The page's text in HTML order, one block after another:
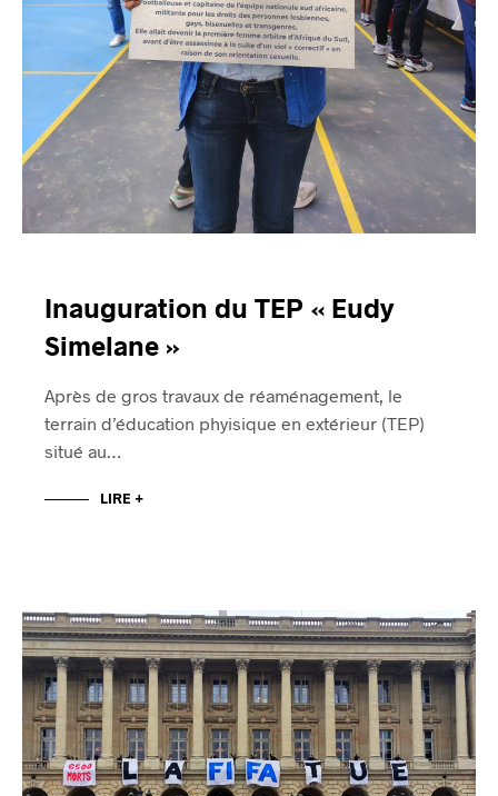
Inauguration du TEP « Eudy
Simelane »
Après de gros travaux de réaménagement, le
terrain d’éducation phyisique en extérieur (TEP)
situé au…
LIRE +